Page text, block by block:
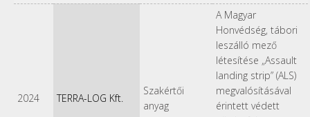
2024 TERRA-LOG Kft.
Szakértői
anyag
A Magyar
Honvédség, tábori
leszálló mező
létesítése „Assault
landing strip” (ALS)
megvalósításával
érintett védett